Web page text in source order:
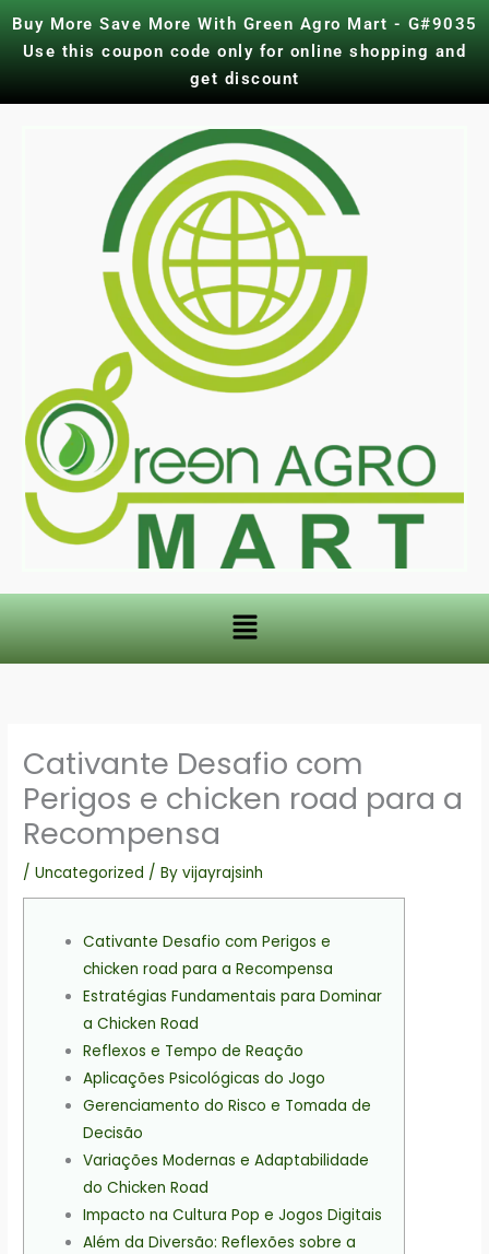
Skip
Buy More Save More With Green Agro Mart - G#9035
Use this coupon code only for online shopping and
get discount
Menu
Cativante Desafio com
Perigos e chicken road para a
Recompensa
/Uncategorized / Byvijayrajsinh
Cativante Desafio com Perigos e
chicken road para a Recompensa
Estratégias Fundamentais para Dominar
a Chicken Road
Reflexos e Tempo de Reação
Aplicações Psicológicas do Jogo
Gerenciamento do Risco e Tomada de
Decisão
Variações Modernas e Adaptabilidade
do Chicken Road
Impacto na Cultura Pop e Jogos Digitais
Além da Diversão: Reflexões sobre a